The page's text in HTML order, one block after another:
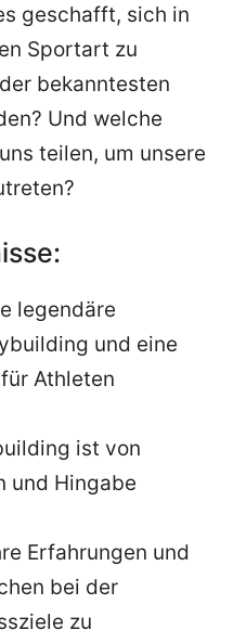
geschafft, sich in
Sportart zu
bekanntesten
Und welche
teilen, um unsere
legendäre
und eine
Athleten
ist von
und Hingabe
Erfahrungen und
bei der
zu